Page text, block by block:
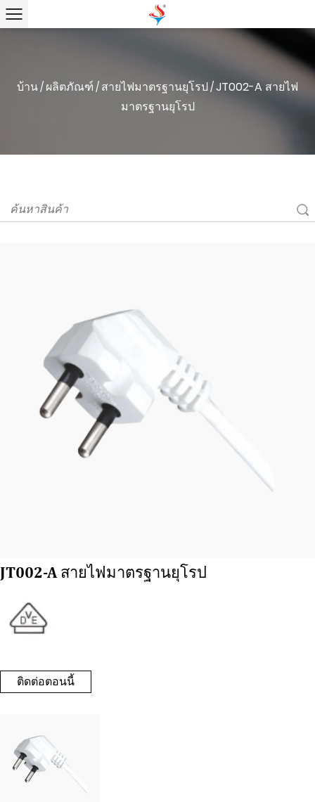
บ้าน/ ผลิตภัณฑ์ / สายไฟมาตรฐานยุโรป/JT002-A สายไฟ
มาตรฐานยุโรป
JT002-A สายไฟมาตรฐานยุโรป
ติดต่อตอนนี้